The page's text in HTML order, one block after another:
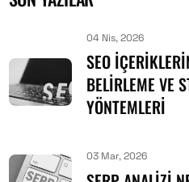
04 Nis, 2026
SEO
BELIRLEME VE
YÖNTEMLERI
03 Mar, 2026